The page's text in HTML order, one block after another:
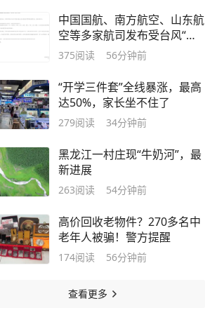
中国国航、南方航空、山东航
空等多家航司发布受台风“白
海豚”影响航线客票处置方案
375阅读 56分钟前
“开学三件套”全线暴涨，最高
达50%，家长坐不住了
279阅读 34分钟前
黑龙江一村庄现“牛奶河”，最
新进展
263阅读 54分钟前
高价回收老物件？270多名中
老年人被骗！警方提醒
174阅读 56分钟前
查看更多